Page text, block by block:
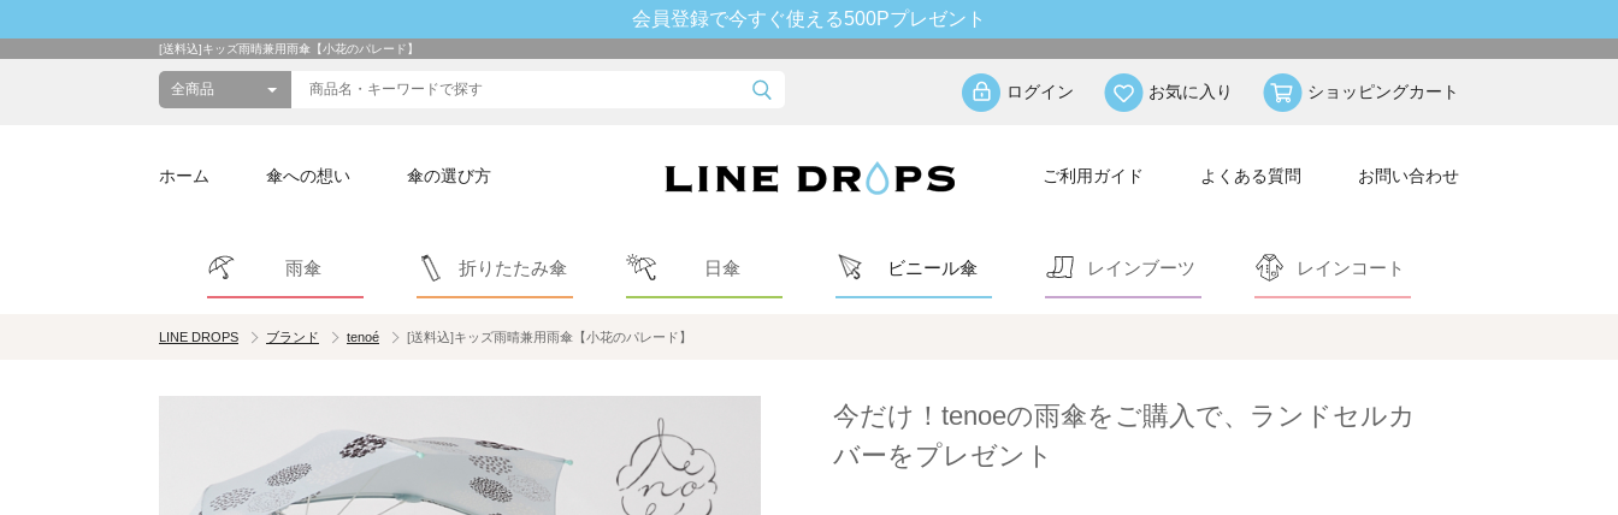
会員登録で今すぐ使える500Pプレゼント
[送料込]キッズ雨晴兼用雨傘【小花のパレード】
ログイン お気に入り ショッピングカート
ホーム 傘への想い 傘の選び方 ご利用ガイド よくある質問 お問い合わせ
雨傘 折りたたみ傘 日傘 ビニール傘 レインブーツ レインコート
LINE DROPS ブランド tenoé [送料込]キッズ雨晴兼用雨傘【小花のパレード】
今だけ！tenoeの雨傘をご購入で、ランドセルカ
バーをプレゼント